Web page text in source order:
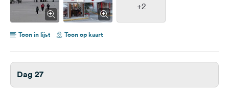
+2
Toon in lijst Toon op kaart
Dag 27